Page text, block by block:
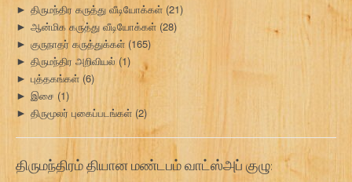
► திருமந்திர கருத்து வீடியோக்கள் (21)
► ஆன்மிக கருத்து வீடியோக்கள் (28)
► குருநாதர் கருத்துக்கள் (165)
► திருமந்திர அறிவியல்(1)
► புத்தகங்கள் (6)
► இசை (1)
► திருமூலர் புகைப்படங்கள் (2)
திருமந்திரம் தியான மண்டபம் வாட்ஸ்அப் குழு: